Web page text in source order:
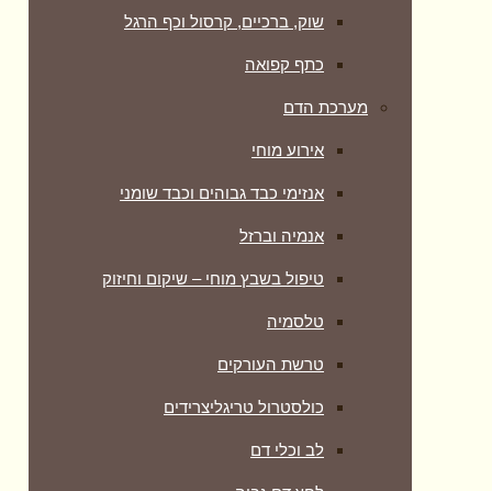
שוק, ברכיים, קרסול וכף הרגל
כתף קפואה
מערכת הדם
אירוע מוחי
אנזימי כבד גבוהים וכבד שומני
אנמיה וברזל
טיפול בשבץ מוחי – שיקום וחיזוק
טלסמיה
טרשת העורקים
כולסטרול טריגליצרידים
לב וכלי דם